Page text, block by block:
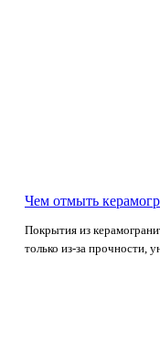
Чем отмыть
Покрытия из
только из-за прочности,